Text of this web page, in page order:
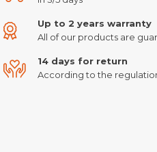
Up to 2 years warranty
All of our products are
14 days for return
According to the